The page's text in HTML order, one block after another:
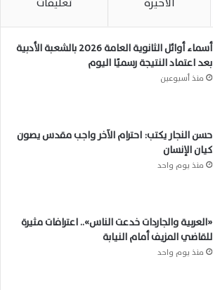
أسماء أوائل الثانوية العامة 2026 بالشعبة الأدبية
بعد اعتماد النتيجة رسميًا اليوم
منذ أسبوعين
حسن النجار يكتب: احترام الآخر واجب مقدس يصون
كيان الإنسان
منذ يوم واحد
«العربية والجاردات خدعت الناس».. اعترافات مثيرة
للقاضي المزيف أمام النيابة
منذ يوم واحد